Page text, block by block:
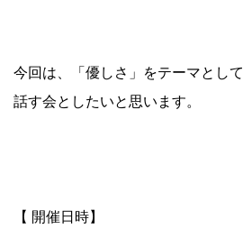
今回は、「優しさ」をテーマとして
話す会としたいと思います。
【 開催日時】